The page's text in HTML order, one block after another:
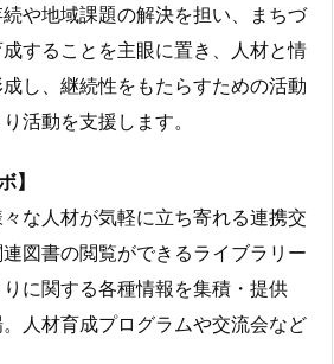
や地域課題の解決を担い、まちづ
することを主眼に置き、人材と情
し、継続性をもたらすための活動
活動を支援します。
】
な人材が気軽に立ち寄れる連携交
図書の閲覧ができるライブラリー
に関する各種情報を集積・提供
人材育成プログラムや交流会など